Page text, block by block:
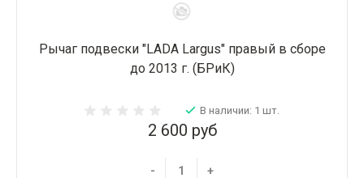
Рычаг подвески "LADA Largus" правый в сборе
до 2013 г. (БРиК)
В наличии: 1 шт.
2 600 руб
- +